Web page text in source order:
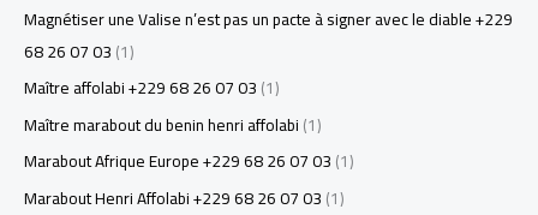
Magnétiser une Valise n’est pas un pacte à signer avec le diable +229
68 26 07 03(1)
Maître affolabi +229 68 26 07 03(1)
Maître marabout du benin henri affolabi(1)
Marabout Afrique Europe +229 68 26 07 03(1)
Marabout Henri Affolabi +229 68 26 07 03(1)